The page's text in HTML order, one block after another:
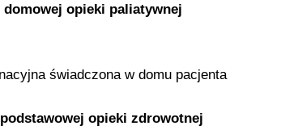
domowej opieki paliatywnej
świadczona w domu pacjenta
opieki zdrowotnej